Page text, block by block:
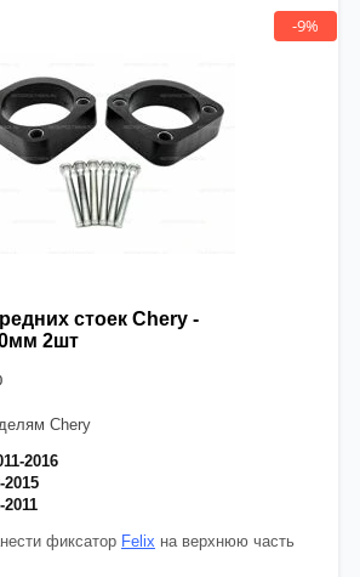
-9%
стоек Chery -
2шт
Chery
2016
2015
2011
фиксатор Felix на верхнюю часть